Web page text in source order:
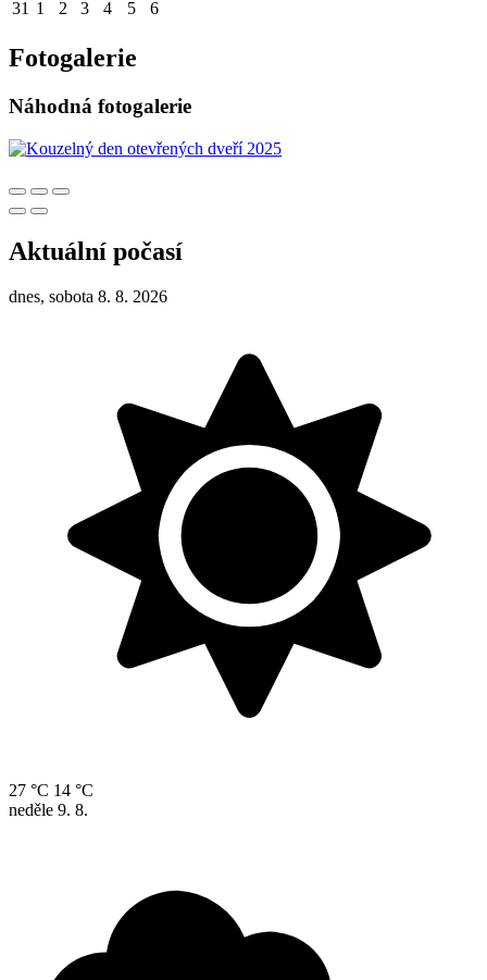
31 1 2 3 4 5 6
Fotogalerie
Náhodná fotogalerie
Aktuální počasí
dnes, sobota 8. 8. 2026
27 °C 14 °C
neděle 9. 8.